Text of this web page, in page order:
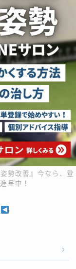
勢改善』今なら、登
呈中！